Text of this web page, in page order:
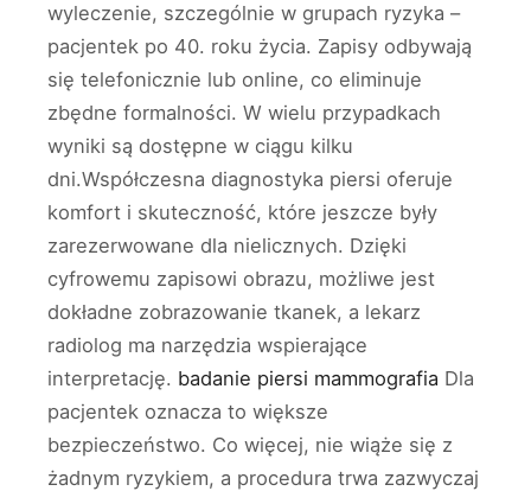
wyleczenie, szczególnie w grupach ryzyka –
pacjentek po 40. roku życia. Zapisy odbywają
się telefonicznie lub online, co eliminuje
zbędne formalności. W wielu przypadkach
wyniki są dostępne w ciągu kilku
dni.Współczesna diagnostyka piersi oferuje
komfort i skuteczność, które jeszcze były
zarezerwowane dla nielicznych. Dzięki
cyfrowemu zapisowi obrazu, możliwe jest
dokładne zobrazowanie tkanek, a lekarz
radiolog ma narzędzia wspierające
interpretację. badanie piersi mammografia Dla
pacjentek oznacza to większe
bezpieczeństwo. Co więcej, nie wiąże się z
żadnym ryzykiem, a procedura trwa zazwyczaj